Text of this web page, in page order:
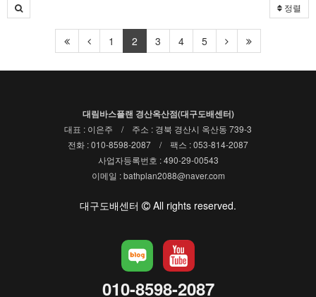
정렬
1 2 3 4 5
대림바스플랜 경산옥산점(대구도배센터)
대표 : 이은주 / 주소 : 경북 경산시 옥산동 739-3
전화 : 010-8598-2087 / 팩스 : 053-814-2087
사업자등록번호 : 490-29-00543
이메일 : bathplan2088@naver.com
대구도배센터 All rights reserved.
010-8598-2087